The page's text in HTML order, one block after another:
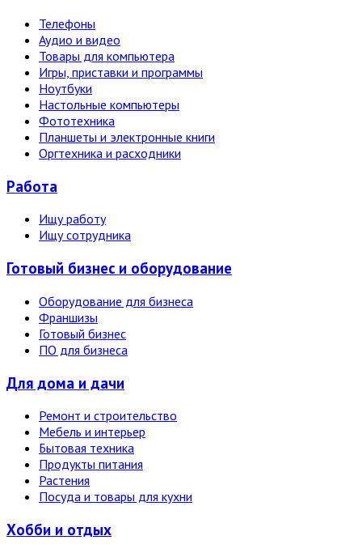
Телефоны
Аудио и видео
Товары для компьютера
Игры, приставки и программы
Ноутбуки
Настольные компьютеры
Фототехника
Планшеты и электронные книги
Оргтехника и расходники
Работа
Ищу работу
Ищу сотрудника
Готовый бизнес и оборудование
Оборудование для бизнеса
Франшизы
Готовый бизнес
ПО для бизнеса
Для дома и дачи
Ремонт и строительство
Мебель и интерьер
Бытовая техника
Продукты питания
Растения
Посуда и товары для кухни
Хобби и отдых